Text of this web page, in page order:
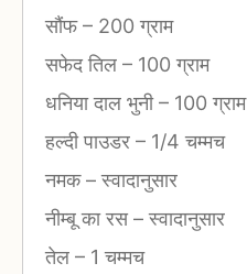
सौंफ– 200 ग्राम
सफेद तिल – 100 ग्राम
धनिया दाल भुनी– 100 ग्राम
हल्दी पाउडर – 1/4 चम्मच
नमक–स्वादानुसार
नीम्बू का रस–स्वादानुसार
तेल – 1 चम्मच